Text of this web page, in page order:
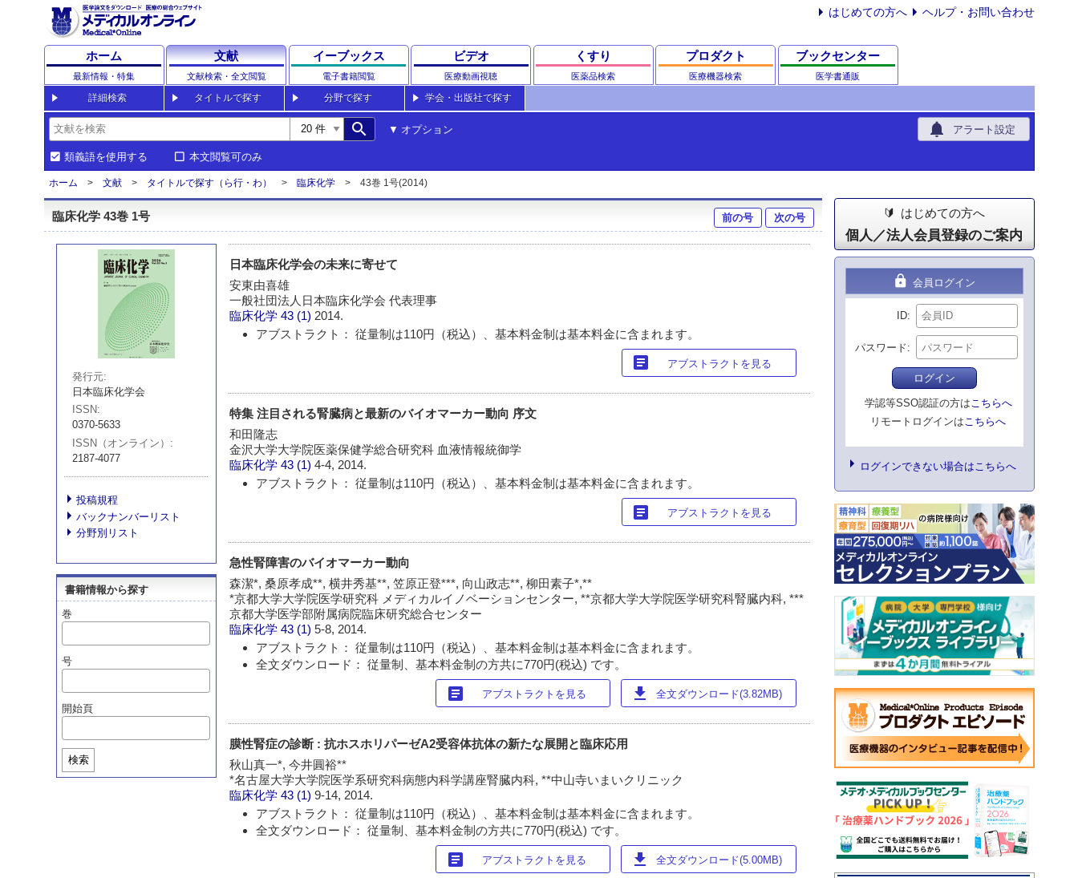
はじめての方へ ヘルプ・お問い合わせ
ホーム
最新情報・特集
文献
文献検索・全文閲覧
イーブックス
電子書籍閲覧
ビデオ
医療動画視聴
くすり
医薬品検索
プロダクト
医療機器検索
ブックセンター
医学書通販
詳細検索 タイトルで探す 分野で探す 学会・出版社で探す
search オプション notifications アラート設定
類義語を使用する 本文閲覧可のみ
ホーム 文献 タイトルで探す（ら行・わ） 臨床化学 43巻 1号(2014)
臨床化学 43巻 1号 前の号 次の号
発行元
日本臨床化学会
ISSN
0370-5633
ISSN（オンライン）
2187-4077
投稿規程
バックナンバーリスト
分野別リスト
書籍情報から探す
巻
号
開始頁
検索
日本臨床化学会の未来に寄せて
安東由喜雄
一般社団法人日本臨床化学会 代表理事
臨床化学 43 (1) 2014.
アブストラクト： 従量制は110円（税込）、基本料金制は基本料金に含まれます。
article アブストラクトを見る
特集 注目される腎臓病と最新のバイオマーカー動向 序文
和田隆志
金沢大学大学院医薬保健学総合研究科 血液情報統御学
臨床化学 43 (1)4-4, 2014.
アブストラクト： 従量制は110円（税込）、基本料金制は基本料金に含まれます。
article アブストラクトを見る
急性腎障害のバイオマーカー動向
森潔*, 桑原孝成**, 横井秀基**, 笠原正登***, 向山政志**, 柳田素子*,**
*京都大学大学院医学研究科 メディカルイノベーションセンター, **京都大学大学院医学研究科腎臓内科, ***
京都大学医学部附属病院臨床研究総合センター
臨床化学 43 (1)5-8, 2014.
アブストラクト： 従量制は110円（税込）、基本料金制は基本料金に含まれます。
全文ダウンロード： 従量制、基本料金制の方共に770円(税込) です。
article アブストラクトを見る download 全文ダウンロード(3.82MB)
膜性腎症の診断 : 抗ホスホリパーゼA2受容体抗体の新たな展開と臨床応用
秋山真一*, 今井圓裕**
*名古屋大学大学院医学系研究科病態内科学講座腎臓内科, **中山寺いまいクリニック
臨床化学 43 (1)9-14, 2014.
アブストラクト： 従量制は110円（税込）、基本料金制は基本料金に含まれます。
全文ダウンロード： 従量制、基本料金制の方共に770円(税込) です。
article アブストラクトを見る download 全文ダウンロード(5.00MB)
はじめての方へ
個人／法人会員登録のご案内
lock 会員ログイン
ID
パスワード
ログイン
学認等SSO認証の方はこちらへ
リモートログインはこちらへ
ログインできない場合はこちらへ